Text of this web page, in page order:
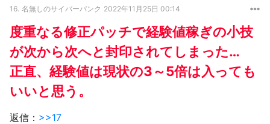
16. 名無しのサイバーパンク 2022年11月25日 00:14
度重なる修正パッチで経験値稼ぎの小技
が次から次へと封印されてしまった…
正直、経験値は現状の3～5倍は入っても
いいと思う。
返信： >>17